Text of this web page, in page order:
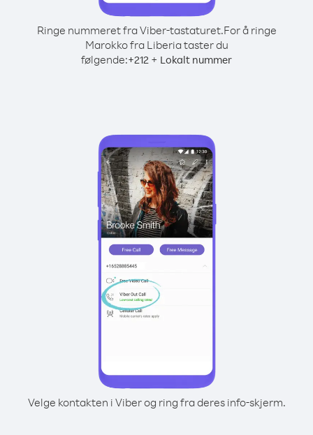
Ringe nummeret fra Viber-tastaturet.For å ringe
Marokko fra Liberia taster du
følgende:+212 + Lokalt nummer
Velge kontakten i Viber og ring fra deres info-skjerm.